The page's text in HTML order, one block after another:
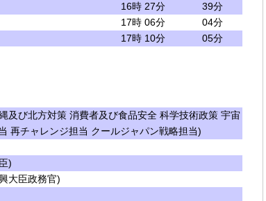
16時 27分
39分
17時 06分
04分
17時 10分 05分
及び北方対策 消費者及び食品安全 科学技術政策 宇宙
再チャレンジ担当 クールジャパン戦略担当)
)
大臣政務官)